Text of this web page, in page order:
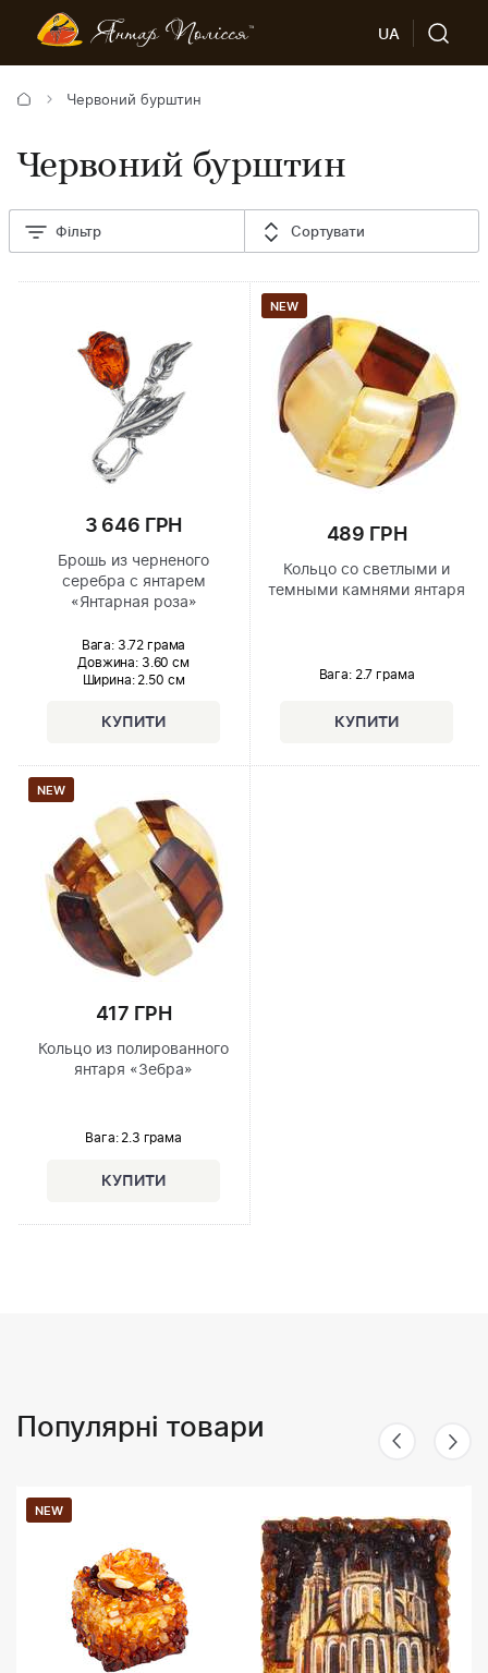
UA
Червоний бурштин
Червоний бурштин
Фільтр Сортувати
3 646 ГРН
Брошь из черненого
серебра с янтарем
«Янтарная роза»
Вага: 3.72 грама
Довжина: 3.60 см
Ширина: 2.50 см
NEW
489 ГРН
Кольцо со светлыми и
темными камнями янтаря
Вага: 2.7 грама
NEW
417 ГРН
Кольцо из полированного
янтаря «Зебра»
Вага: 2.3 грама
Популярні товари
NEW